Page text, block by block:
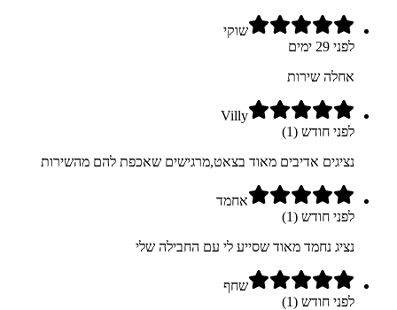
שוקי
לפני 29 ימים
אחלה שירות
Villy
לפני חודש (1)
נציגים אדיבים מאוד בצאט,מרגישים שאכפת להם מהשירות
אחמד
לפני חודש (1)
נציג נחמד מאוד שסייע לי עם החבילה שלי
שחף
לפני חודש (1)